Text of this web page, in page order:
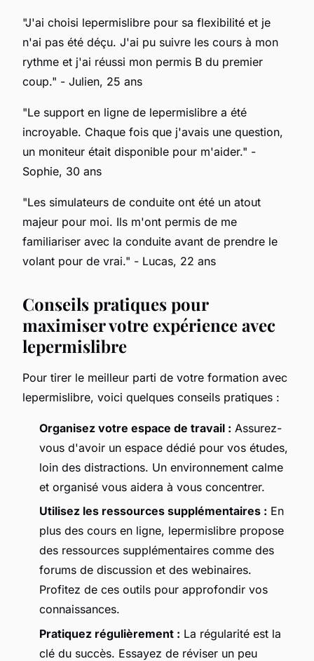
"J'ai choisi lepermislibre pour sa flexibilité et je
n'ai pas été déçu. J'ai pu suivre les cours à mon
rythme et j'ai réussi mon permis B du premier
coup." - Julien, 25 ans
"Le support en ligne de lepermislibre a été
incroyable. Chaque fois que j'avais une question,
un moniteur était disponible pour m'aider." -
Sophie, 30 ans
"Les simulateurs de conduite ont été un atout
majeur pour moi. Ils m'ont permis de me
familiariser avec la conduite avant de prendre le
volant pour de vrai." - Lucas, 22 ans
Conseils pratiques pour
maximiser votre expérience avec
lepermislibre
Pour tirer le meilleur parti de votre formation avec
lepermislibre, voici quelques conseils pratiques :
Organisez votre espace de travail : Assurez-
vous d'avoir un espace dédié pour vos études,
loin des distractions. Un environnement calme
et organisé vous aidera à vous concentrer.
Utilisez les ressources supplémentaires : En
plus des cours en ligne, lepermislibre propose
des ressources supplémentaires comme des
forums de discussion et des webinaires.
Profitez de ces outils pour approfondir vos
connaissances.
Pratiquez régulièrement : La régularité est la
clé du succès. Essayez de réviser un peu